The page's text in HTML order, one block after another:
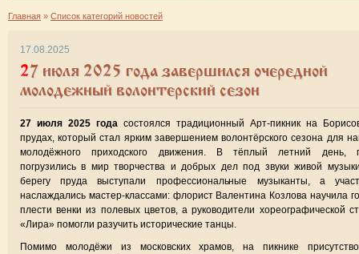
Главная » Список категорий новостей
17.08.2025
27 июля 2025 года завершился очередной
молодежный волонтерский сезон
27 июля 2025 года состоялся традиционный Арт-пикник на
прудах, который стал ярким завершением волонтёрского сезона для
молодёжного приходского движения. В тёплый летний день,
погрузились в мир творчества и добрых дел под звуки живой
берегу пруда выступали профессиональные музыканты, а
наслаждались мастер-классами: флорист Валентина Козлова научила
плести венки из полевых цветов, а руководители хореографической
«Лира» помогли разучить исторические танцы.
Помимо молодёжи из московских храмов, на пикнике